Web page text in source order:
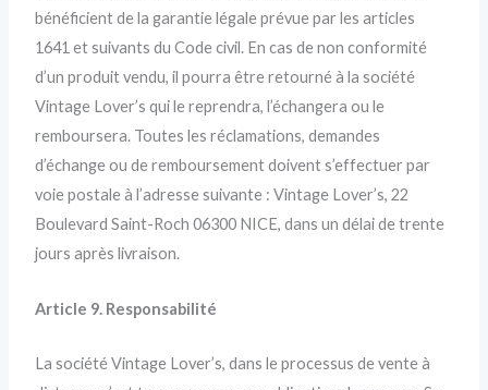
bénéficient de la garantie légale prévue par les articles
1641 et suivants du Code civil. En cas de non conformité
d’un produit vendu, il pourra être retourné à la société
Vintage Lover’s qui le reprendra, l’échangera ou le
remboursera. Toutes les réclamations, demandes
d’échange ou de remboursement doivent s’effectuer par
voie postale à l’adresse suivante : Vintage Lover’s, 22
Boulevard Saint-Roch 06300 NICE, dans un délai de trente
jours après livraison.
Article 9. Responsabilité
La société Vintage Lover’s, dans le processus de vente à